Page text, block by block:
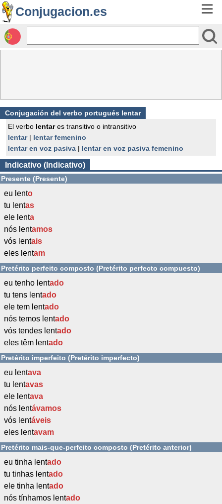
Conjugacion.es
Conjugación del verbo portugués lentar
El verbo lentares transitivo o intransitivo
lentar| lentar femenino
lentar en voz pasiva | lentar en voz pasiva femenino
Indicativo (Indicativo)
Presente (Presente)
eu lento
tu lentas
ele lenta
nós lentamos
vós lentais
eles lentam
Pretérito perfeito composto (Pretérito perfecto compuesto)
eu tenho lentado
tu tens lentado
ele tem lentado
nós temos lentado
vós tendes lentado
eles têm lentado
Pretérito imperfeito (Pretérito imperfecto)
eu lentava
tu lentavas
ele lentava
nós lentávamos
vós lentáveis
eles lentavam
Pretérito mais-que-perfeito composto (Pretérito anterior)
eu tinha lentado
tu tinhas lentado
ele tinha lentado
nós tínhamos lentado